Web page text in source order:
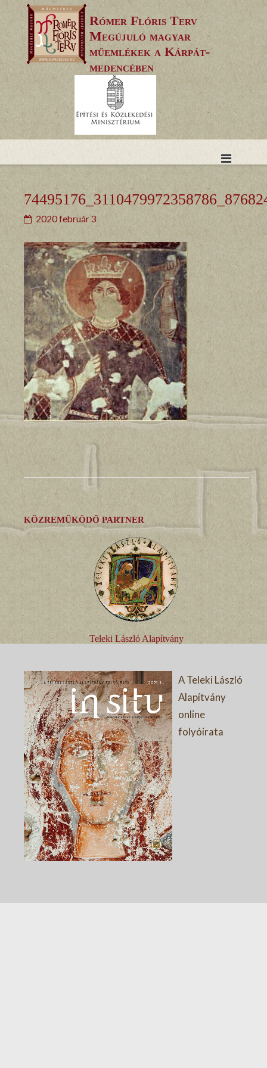
content
Rómer Flóris Terv
Megújuló magyar
műemlékek a Kárpát-
medencében
2020 február 3
KÖZREMŰKÖDŐ PARTNER
Teleki László Alapítvány
A Teleki László
Alapítvány
online
folyóirata